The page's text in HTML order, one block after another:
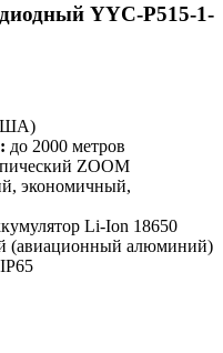
YYC-Р515-1-
до 2000 метров
ZOOM
экономичный,
Li-Ion 18650
(авиационный алюминий)
IP65